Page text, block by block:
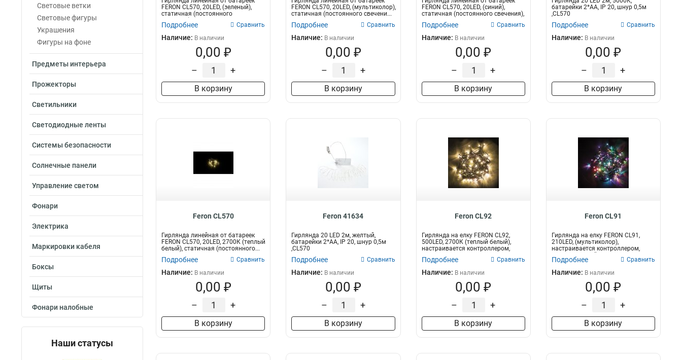
Световые ветки
Световые фигуры
Украшения
Фигуры на фоне
Предметы интерьера
Прожекторы
Светильники
Светодиодные ленты
Системы безопасности
Солнечные панели
Управление светом
Фонари
Электрика
Маркировки кабеля
Боксы
Щиты
Фонари налобные
Наши статусы
4,4 м 0
FERON CL570, 20LED, (зеленый),
статичная (постоянного
свечения),...
Подробнее Сравнить
Наличие: В наличии
0,00 ₽
– +
В корзину
FERON CL570, 20LED, (мультиколор),
статичная (постоянного свечени...
Подробнее Сравнить
Наличие: В наличии
0,00 ₽
– +
В корзину
FERON CL570, 20LED, (синий),
статичная (постоянного свечения),
Подробнее Сравнить
Наличие: В наличии
0,00 ₽
– +
В корзину
батарейки 2*АА, IP 20, шнур 0,5м
,CL570
Подробнее Сравнить
Наличие: В наличии
0,00 ₽
– +
В корзину
Feron CL570
Гирлянда линейная от батареек
FERON CL570, 20LED, 2700К (теплый
белый), статичная (постоянного...
Подробнее Сравнить
Наличие: В наличии
0,00 ₽
– +
В корзину
Feron 41634
Гирлянда 20 LED 2м, желтый,
батарейки 2*АА, IP 20, шнур 0,5м
,CL570
Подробнее Сравнить
Наличие: В наличии
0,00 ₽
– +
В корзину
Feron CL92
Гирлянда на елку FERON CL92,
500LED, 2700К (теплый белый),
настраивается контроллером,
5м+1,5м...
Подробнее Сравнить
Наличие: В наличии
0,00 ₽
– +
В корзину
Feron CL91
Гирлянда на елку FERON CL91,
210LED, (мультиколор),
настраивается контроллером,
3м+4м зеленый ш...
Подробнее Сравнить
Наличие: В наличии
0,00 ₽
– +
В корзину